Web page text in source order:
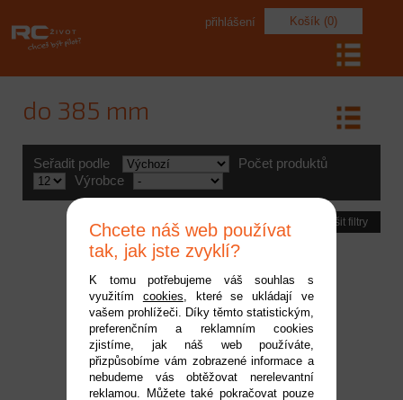
Košík (0)
přihlášení
do 385 mm
Seřadit podle
Počet produktů
Výrobce
Zrušit filtry
MSC Rapid2 FBL 385mm
Chcete náš web používat
tak, jak jste zvyklí?
K tomu potřebujeme váš souhlas s
využitím cookies, které se ukládají ve
vašem prohlížeči. Díky těmto statistickým,
preferenčním a reklamním cookies
zjistíme, jak náš web používáte,
přizpůsobíme vám zobrazené informace a
nebudeme vás obtěžovat nerelevantní
reklamou. Můžete také pokračovat pouze